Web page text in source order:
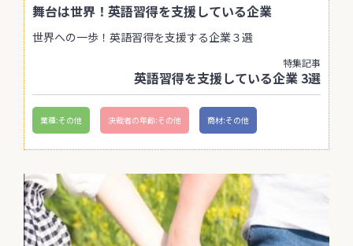
舞台は世界！英語習得を支援している企業
世界への一歩！英語習得を支援する企業３選
特集記事
英語習得を支援している企業 3選
業種:その他 決裁者の年齢:その他 商材:その他